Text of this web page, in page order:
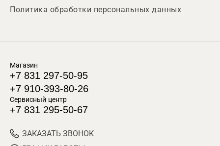
Политика обработки персональных данных
Магазин
+7 831 297-50-95
+7 910-393-80-26
Сервисный центр
+7 831 295-50-67
ЗАКАЗАТЬ ЗВОНОК